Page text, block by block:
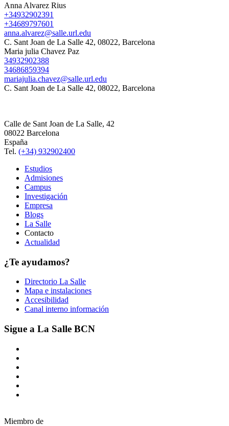
Anna Alvarez Rius
+34932902391
+34689797601
anna.alvarez@salle.url.edu
C. Sant Joan de La Salle 42, 08022, Barcelona
Maria julia Chavez Paz
34932902388
34686859394
mariajulia.chavez@salle.url.edu
C. Sant Joan de La Salle 42, 08022, Barcelona
Calle de Sant Joan de La Salle, 42
08022 Barcelona
España
Tel. (+34) 932902400
Estudios
Admisiones
Campus
Investigación
Empresa
Blogs
La Salle
Contacto
Actualidad
¿Te ayudamos?
Directorio La Salle
Mapa e instalaciones
Accesibilidad
Canal interno información
Sigue a La Salle BCN
Miembro de